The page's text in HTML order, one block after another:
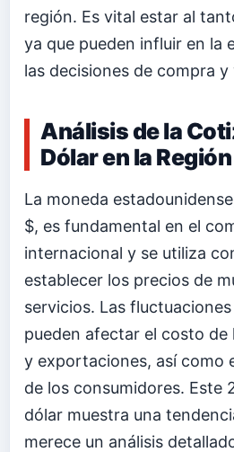
región. Es vital estar al
ya que pueden influir en la
las decisiones de compra y
Análisis de la
Dólar en la Región
La moneda
$, es fundamental en el
internacional y se utiliza
establecer los precios de
servicios. Las
pueden afectar el costo
y exportaciones, así como
de los consumidores. Este
dólar muestra una
merece un análisis